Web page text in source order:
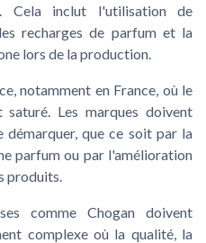
Cela inclut l'utilisation de
recharges de parfumet la
lors de la production.
notamment en France , où le
saturé. Les marques doivent
démarquer, que ce soit par la
parfum ou par l'amélioration
produits
comme Chogandoivent
complexe où la qualité, la